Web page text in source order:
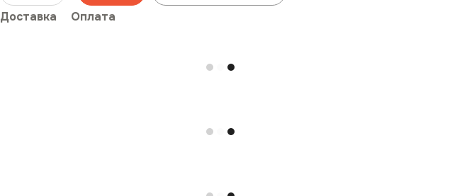
Доставка Оплата